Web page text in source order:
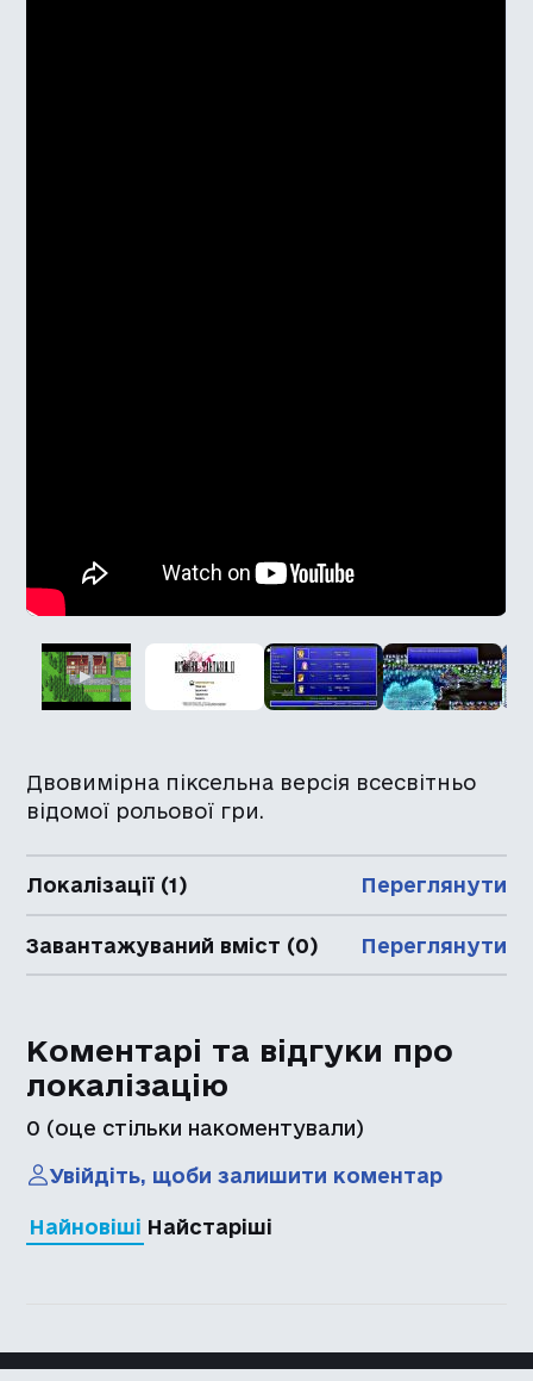
Двовимірна піксельна версія всесвітньо
відомої рольової гри.
Локалізації (1) Переглянути
Завантажуваний вміст (0) Переглянути
Коментарі та відгуки про
локалізацію
0 (оце стільки накоментували)
Увійдіть, щоби залишити коментар
Найновіші Найстаріші